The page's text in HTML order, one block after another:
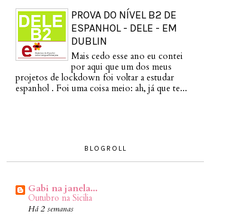
PROVA DO NÍVEL B2 DE
ESPANHOL - DELE - EM
DUBLIN
Mais cedo esse ano eu contei
por aqui que um dos meus
projetos de lockdown foi voltar a estudar
espanhol . Foi uma coisa meio: ah, já que te...
BLOGROLL
Gabi na janela...
Outubro na Sicilia
Há 2 semanas